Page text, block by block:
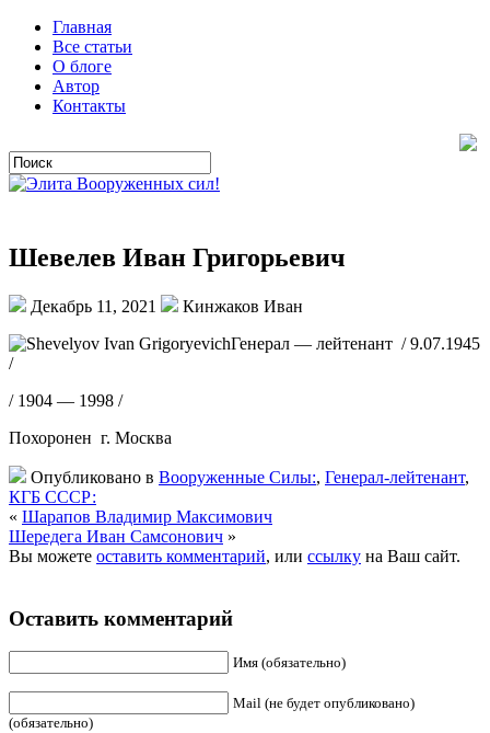
Главная
Все статьи
О блоге
Автор
Контакты
Шевелев Иван Григорьевич
Декабрь 11, 2021
Кинжаков Иван
Генерал — лейтенант / 9.07.1945
/
/ 1904 — 1998 /
Похоронен г. Москва
Опубликовано в Вооруженные Силы:, Генерал-лейтенант,
КГБ СССР:
« Шарапов Владимир Максимович
Шередега Иван Самсонович »
Вы можете оставить комментарий, или ссылку на Ваш сайт.
Оставить комментарий
Имя (обязательно)
Mail (не будет опубликовано)
(обязательно)